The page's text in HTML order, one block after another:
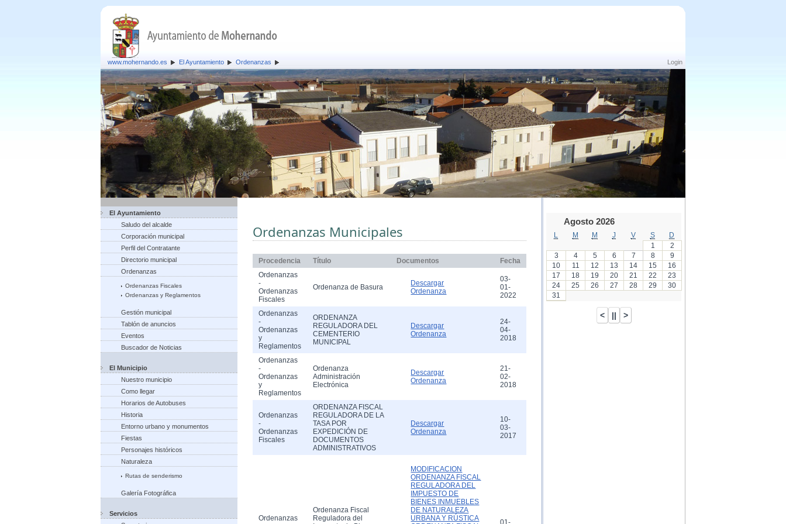
Login
www.mohernando.es El Ayuntamiento Ordenanzas
El Ayuntamiento
Saludo del alcalde
Corporación municipal
Perfil del Contratante
Directorio municipal
Ordenanzas
Ordenanzas Fiscales
Ordenanzas y Reglamentos
Gestión municipal
Tablón de anuncios
Eventos
Buscador de Noticias
El Municipio
Nuestro municipio
Como llegar
Horarios de Autobuses
Historia
Entorno urbano y monumentos
Fiestas
Personajes históricos
Naturaleza
Rutas de senderismo
Galería Fotográfica
Servicios
Ordenanzas Municipales
Procedencia Título Documentos
Fecha
Ordenanzas
-
Ordenanzas
Fiscales
Ordenanza de Basura
Descargar
Ordenanza
03-
01-
2022
Ordenanzas
-
Ordenanzas
y
Reglamentos
ORDENANZA
REGULADORA DEL
CEMENTERIO
MUNICIPAL
Descargar
Ordenanza
24-
04-
2018
Ordenanzas
-
Ordenanzas
y
Reglamentos
Ordenanza
Administración
Electrónica
Descargar
Ordenanza
21-
02-
2018
Ordenanzas
-
Ordenanzas
Fiscales
ORDENANZA FISCAL
REGULADORA DE LA
TASA POR
EXPEDICIÓN DE
DOCUMENTOS
ADMINISTRATIVOS
Descargar
Ordenanza
10-
03-
2017
Ordenanzas
Ordenanza Fiscal
Reguladora del
MODIFICACION
ORDENANZA FISCAL
REGULADORA DEL
IMPUESTO DE
BIENES INMUEBLES
DE NATURALEZA
URBANA Y RÚSTICA
01-
Agosto 2026
M M J V S
D
1
2
3
4 5 6 7 8
9
10
11 12 13 14 15
16
17
18 19 20 21 22
23
24
25 26 27 28 29
30
31